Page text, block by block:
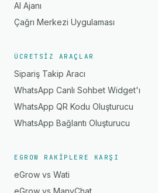
AI Ajanı
Çağrı Merkezi Uygulaması
ÜCRETSIZ ARAÇLAR
Sipariş Takip Aracı
WhatsApp Canlı Sohbet Widget'ı
WhatsApp QR Kodu Oluşturucu
WhatsApp Bağlantı Oluşturucu
EGROW RAKIPLERE KARŞI
eGrow vs Wati
eGrow vs ManyChat